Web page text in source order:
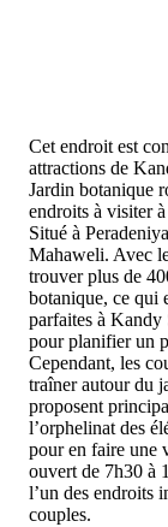
Cet endroit est
attractions de
Jardin botanique
endroits à visiter
Situé à
Mahaweli. Avec
trouver plus de
botanique, ce qui
parfaites à
pour planifier un
Cependant, les
traîner autour du
proposent
l’orphelinat des
pour en faire une
ouvert de 7h30 à
l’un des endroits
couples.